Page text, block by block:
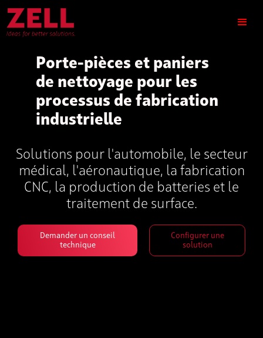
Porte-pièces et paniers
de nettoyage pour les
processus de fabrication
industrielle
Solutions pour l'automobile, le secteur
médical, l'aéronautique, la fabrication
CNC, la production de batteries et le
traitement de surface.
Demander un conseil
technique
Configurer une
solution